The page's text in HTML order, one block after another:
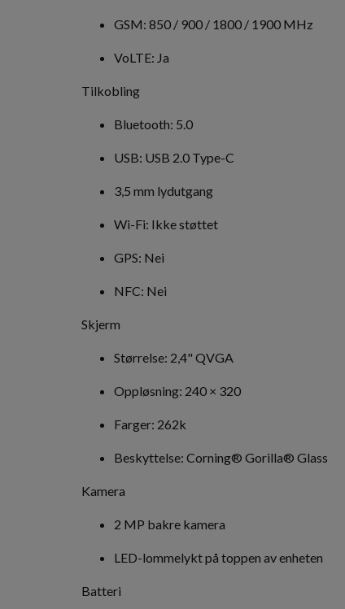
GSM: 850 / 900 / 1800 / 1900 MHz
VoLTE: Ja
Tilkobling
Bluetooth: 5.0
USB: USB 2.0 Type-C
3,5 mm lydutgang
Wi-Fi: Ikke støttet
GPS: Nei
NFC: Nei
Skjerm
Størrelse: 2,4" QVGA
Oppløsning: 240 × 320
Farger: 262k
Beskyttelse: Corning® Gorilla® Glass
Kamera
2 MP bakre kamera
LED-lommelykt på toppen av enheten
Batteri